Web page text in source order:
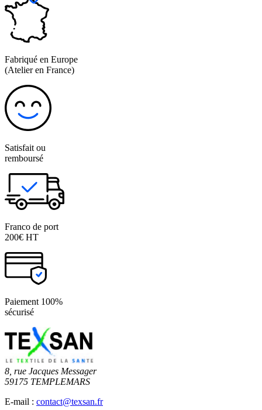
Fabriqué en Europe
(Atelier en France)
Satisfait ou
remboursé
Franco de port
200€ HT
Paiement 100%
sécurisé
8, rue Jacques Messager
59175 TEMPLEMARS
E-mail : contact@texsan.fr